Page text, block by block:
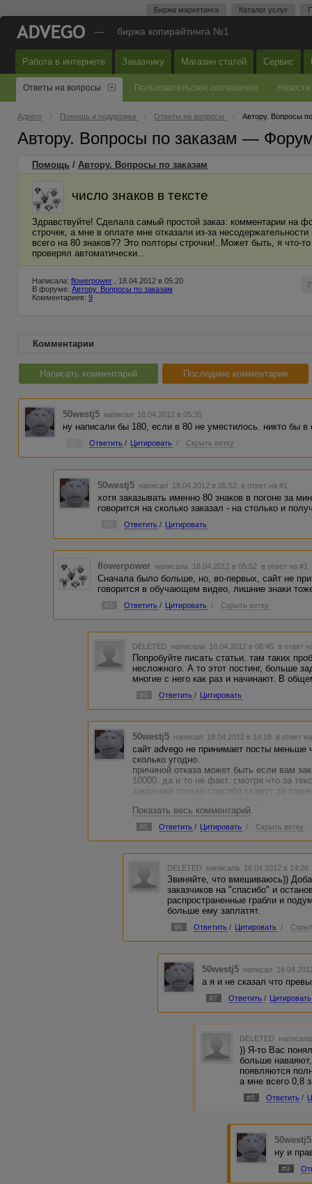
Биржа маркетинга Каталог услуг
— биржа копирайтинга №1
Работа в интернете Заказчику Магазин статей Сервис
Ответы на вопросы Пользовательское соглашение Новости
Адвего Помощь и поддержка Ответы на вопросы Автору. Вопросы
Автору. Вопросы по заказам —
Помощь / Автору. Вопросы по заказам
число знаков в тексте
Здравствуйте! Сделала самый простой заказ: комментарии на
строчек, а мне в оплате мне отказали из-за
всего на 80 знаков?? Это полторы строчки!..Может быть, я что-
проверял автоматически...
Написала: flowerpower , 18.04.2012 в 05:20
В форуме: Автору. Вопросы по заказам
Комментариев: 9
Комментарии
Написать комментарий Последние комментарии
50westj5 написал 18.04.2012 в 05:35
ну написали бы 180, если в 80 не уместилось. никто бы
Ответить / Цитировать / Скрыть ветку
50westj5 написал 18.04.2012 в 05:52 в ответ на #1
хотя заказывать именно 80 знаков в погоне за
говорится на сколько заказал - на столько и
Ответить / Цитировать
flowerpower написала 18.04.2012 в 05:52 в ответ на #1
Сначала было больше, но, во-первых, сайт не
говорится в обучающем видео, лишние знаки
#3 Ответить / Цитировать / Скрыть ветку
DELETED написала 18.04.2012 в 08:45 в ответ
Попробуйте писать статьи. там таких
несложного. А то этот постинг, больше
многие с него как раз и начинают. В
#4 Ответить / Цитировать
50westj5 написал 18.04.2012 в 14:18 в ответ
сайт advego не принимает посты
сколько угодно.
причиной отказа может быть если вам
10000. да и то не факт. смотря что за
заказчики только спасибо скажут за
что то уместить на самом деле тяжело.
Показать весь комментарий
#5 Ответить / Цитировать / Скрыть ветку
DELETED написала 18.04.2012 в
Звиняйте, что вмешиваюсь))
заказчиков на "спасибо" и
распространенные грабли и
больше ему заплатят.
#6 Ответить / Цитировать /
50westj5 написал
а я и не сказал что
#7 Ответить / Цитировать
DELETED
)) Я-то Вас
больше
появляются
а мне всего 0,8
#8 Ответить /
50westj5
ну и
#9